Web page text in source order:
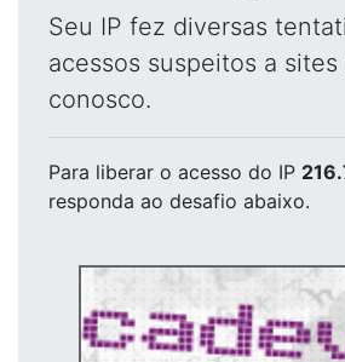
Seu IP fez diversas
acessos suspeitos a
conosco.
Para liberar o acesso do IP
responda ao desafio abaixo.